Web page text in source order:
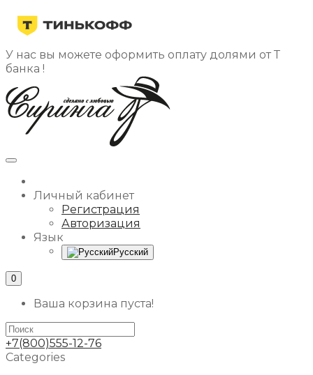
У нас вы можете оформить оплату долями от Т
банка !
Личный кабинет
Регистрация
Авторизация
Язык
Русский
0
Ваша корзина пуста!
+7(800)555-12-76
Categories